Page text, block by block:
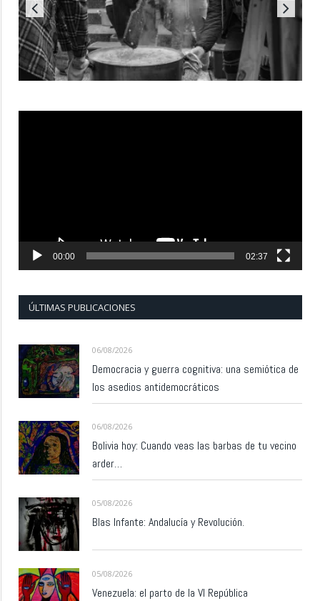
00:00 02:37
ÚLTIMAS PUBLICACIONES
06/08/2026
Democracia y guerra cognitiva: una semiótica de
los asedios antidemocráticos
06/08/2026
Bolivia hoy: Cuando veas las barbas de tu vecino
arder…
05/08/2026
Blas Infante: Andalucía y Revolución.
05/08/2026
Venezuela: el parto de la VI República